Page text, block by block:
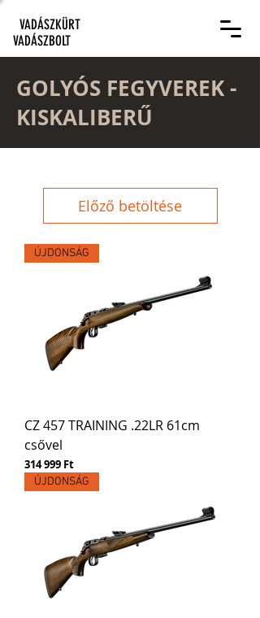
VADÁSZKÜRT
VADÁSZBOLT
GOLYÓS FEGYVEREK -
KISKALIBERŰ
Előző betöltése
ÚJDONSÁG
CZ 457 TRAINING .22LR 61cm
csővel
Ár
314 999 Ft
ÚJDONSÁG